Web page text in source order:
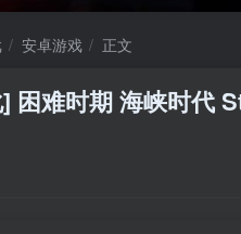
安卓游戏 正文
困难时期 海峡时代